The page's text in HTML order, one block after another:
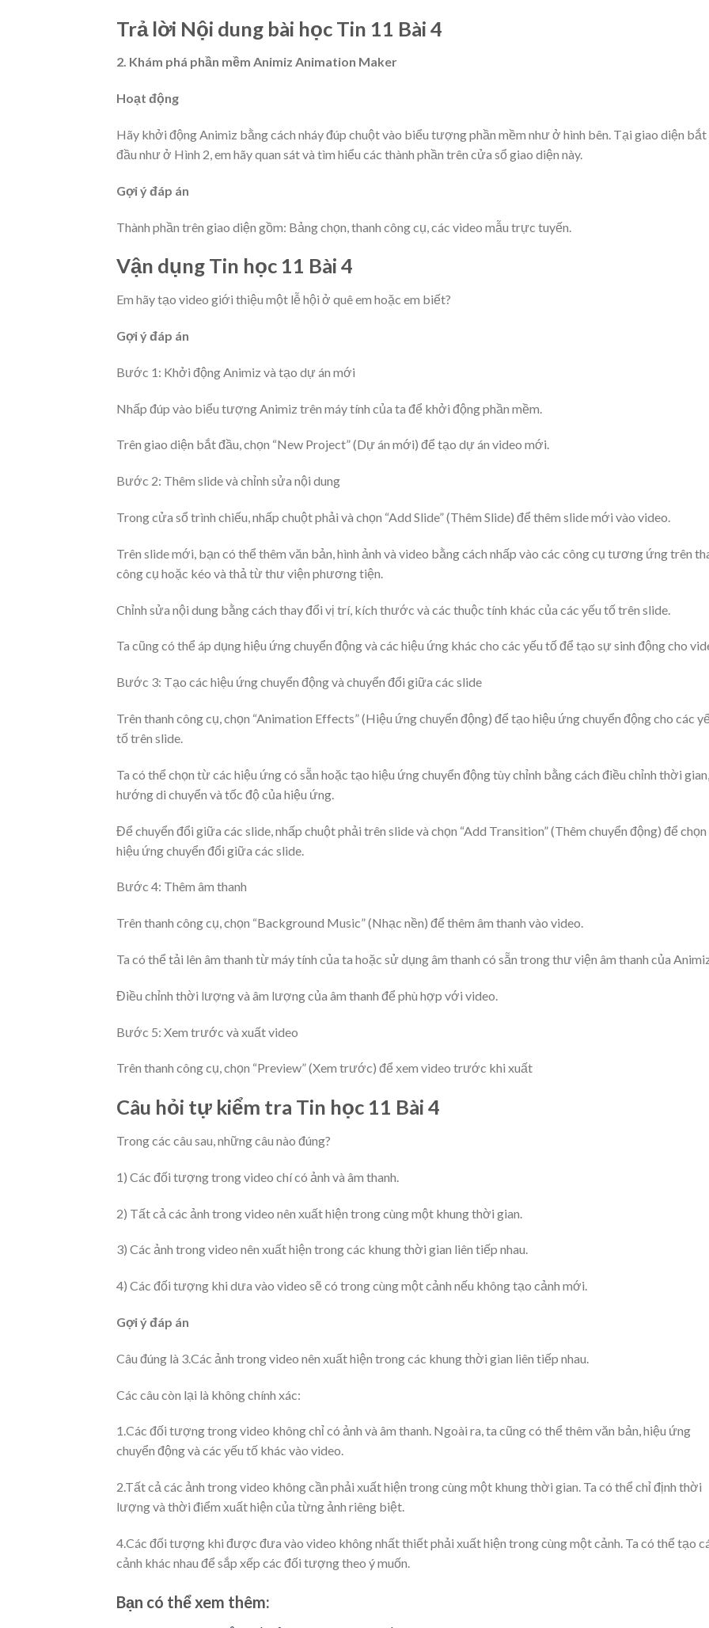
Trả lời Nội dung bài học Tin 11 Bài 4
2. Khám phá phần mềm Animiz Animation Maker
Hoạt động
Hãy khởi động Animiz bằng cách nháy đúp chuột vào biểu tượng phần mềm như ở hình bên. Tại giao diện bắt
đầu như ở Hình 2, em hãy quan sát và tìm hiểu các thành phần trên cửa sổ giao diện này.
Gợi ý đáp án
Thành phần trên giao diện gồm: Bảng chọn, thanh công cụ, các video mẫu trực tuyến.
Vận dụng Tin học 11 Bài 4
Em hãy tạo video giới thiệu một lễ hội ở quê em hoặc em biết?
Gợi ý đáp án
Bước 1: Khởi động Animiz và tạo dự án mới
Nhấp đúp vào biểu tượng Animiz trên máy tính của ta để khởi động phần mềm.
Trên giao diện bắt đầu, chọn “New Project” (Dự án mới) để tạo dự án video mới.
Bước 2: Thêm slide và chỉnh sửa nội dung
Trong cửa sổ trình chiếu, nhấp chuột phải và chọn “Add Slide” (Thêm Slide) để thêm slide mới vào video.
Trên slide mới, bạn có thể thêm văn bản, hình ảnh và video bằng cách nhấp vào các công cụ tương ứng trên
công cụ hoặc kéo và thả từ thư viện phương tiện.
Chỉnh sửa nội dung bằng cách thay đổi vị trí, kích thước và các thuộc tính khác của các yếu tố trên slide.
Ta cũng có thể áp dụng hiệu ứng chuyển động và các hiệu ứng khác cho các yếu tố để tạo sự sinh động cho
Bước 3: Tạo các hiệu ứng chuyển động và chuyển đổi giữa các slide
Trên thanh công cụ, chọn “Animation Effects” (Hiệu ứng chuyển động) để tạo hiệu ứng chuyển động cho các
tố trên slide.
Ta có thể chọn từ các hiệu ứng có sẵn hoặc tạo hiệu ứng chuyển động tùy chỉnh bằng cách điều chỉnh thời gian,
hướng di chuyển và tốc độ của hiệu ứng.
Để chuyển đổi giữa các slide, nhấp chuột phải trên slide và chọn “Add Transition” (Thêm chuyển động) để chọn
hiệu ứng chuyển đổi giữa các slide.
Bước 4: Thêm âm thanh
Trên thanh công cụ, chọn “Background Music” (Nhạc nền) để thêm âm thanh vào video.
Ta có thể tải lên âm thanh từ máy tính của ta hoặc sử dụng âm thanh có sẵn trong thư viện âm thanh của
Điều chỉnh thời lượng và âm lượng của âm thanh để phù hợp với video.
Bước 5: Xem trước và xuất video
Trên thanh công cụ, chọn “Preview” (Xem trước) để xem video trước khi xuất
Câu hỏi tự kiểm tra Tin học 11 Bài 4
Trong các câu sau, những câu nào đúng?
1) Các đối tượng trong video chí có ảnh và âm thanh.
2) Tất cả các ảnh trong video nên xuất hiện trong cùng một khung thời gian.
3) Các ảnh trong video nên xuất hiện trong các khung thời gian liên tiếp nhau.
4) Các đối tượng khi dưa vào video sẽ có trong cùng một cảnh nếu không tạo cảnh mới.
Gợi ý đáp án
Câu đúng là 3.Các ảnh trong video nên xuất hiện trong các khung thời gian liên tiếp nhau.
Các câu còn lại là không chính xác:
1.Các đối tượng trong video không chỉ có ảnh và âm thanh. Ngoài ra, ta cũng có thể thêm văn bản, hiệu ứng
chuyển động và các yếu tố khác vào video.
2.Tất cả các ảnh trong video không cần phải xuất hiện trong cùng một khung thời gian. Ta có thể chỉ định thời
lượng và thời điểm xuất hiện của từng ảnh riêng biệt.
4.Các đối tượng khi được đưa vào video không nhất thiết phải xuất hiện trong cùng một cảnh. Ta có thể tạo
cảnh khác nhau để sắp xếp các đối tượng theo ý muốn.
Bạn có thể xem thêm: